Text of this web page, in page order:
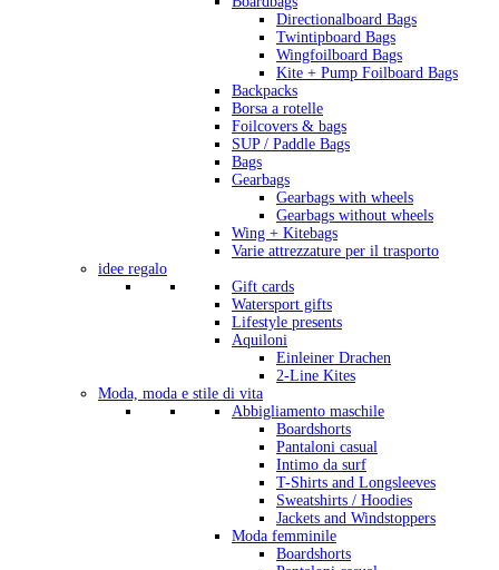
Directionalboard Bags
Twintipboard Bags
Wingfoilboard Bags
Kite + Pump Foilboard Bags
Backpacks
Borsa a rotelle
Foilcovers & bags
SUP / Paddle Bags
Bags
Gearbags
Gearbags with wheels
Gearbags without wheels
Wing + Kitebags
Varie attrezzature per il trasporto
idee regalo
Gift cards
Watersport gifts
Lifestyle presents
Aquiloni
Einleiner Drachen
2-Line Kites
Moda, moda e stile di vita
Abbigliamento maschile
Boardshorts
Pantaloni casual
Intimo da surf
T-Shirts and Longsleeves
Sweatshirts / Hoodies
Jackets and Windstoppers
Moda femminile
Boardshorts